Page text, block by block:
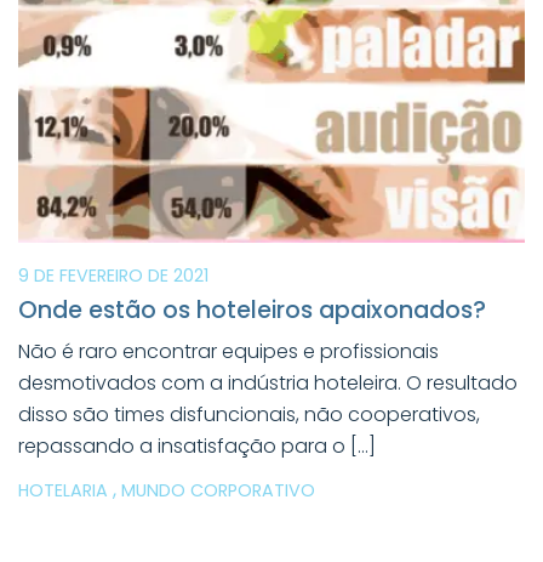
9 DE FEVEREIRO DE 2021
Onde estão os hoteleiros apaixonados?
Não é raro encontrar equipes e profissionais
desmotivados com a indústria hoteleira. O resultado
disso são times disfuncionais, não cooperativos,
repassando a insatisfação para o […]
HOTELARIA , MUNDO CORPORATIVO